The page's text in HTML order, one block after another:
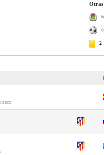
Otras
5
0
2